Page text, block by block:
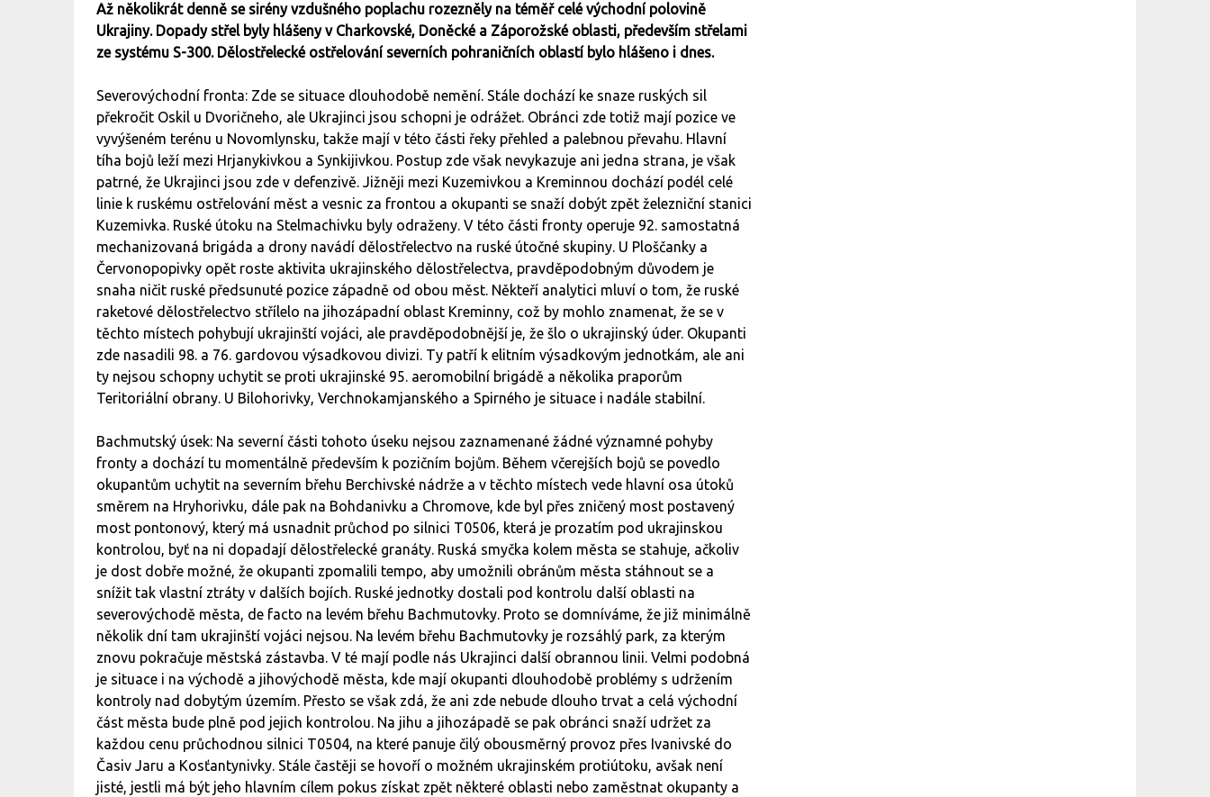
Až několikrát denně se sirény vzdušného poplachu rozezněly na téměř celé východní polovině
Ukrajiny. Dopady střel byly hlášeny v Charkovské, Doněcké a Záporožské oblasti, především střelami
ze systému S-300. Dělostřelecké ostřelování severních pohraničních oblastí bylo hlášeno i dnes.
Severovýchodní fronta: Zde se situace dlouhodobě nemění. Stále dochází ke snaze ruských sil
překročit Oskil u Dvoričneho, ale Ukrajinci jsou schopni je odrážet. Obránci zde totiž mají pozice ve
vyvýšeném terénu u Novomlynsku, takže mají v této části řeky přehled a palebnou převahu. Hlavní
tíha bojů leží mezi Hrjanykivkou a Synkijivkou. Postup zde však nevykazuje ani jedna strana, je však
patrné, že Ukrajinci jsou zde v defenzivě. Jižněji mezi Kuzemivkou a Kreminnou dochází podél celé
linie k ruskému ostřelování měst a vesnic za frontou a okupanti se snaží dobýt zpět železniční stanici
Kuzemivka. Ruské útoku na Stelmachivku byly odraženy. V této části fronty operuje 92. samostatná
mechanizovaná brigáda a drony navádí dělostřelectvo na ruské útočné skupiny. U Ploščanky a
Červonopopivky opět roste aktivita ukrajinského dělostřelectva, pravděpodobným důvodem je
snaha ničit ruské předsunuté pozice západně od obou měst. Někteří analytici mluví o tom, že ruské
raketové dělostřelectvo střílelo na jihozápadní oblast Kreminny, což by mohlo znamenat, že se v
těchto místech pohybují ukrajinští vojáci, ale pravděpodobnější je, že šlo o ukrajinský úder. Okupanti
zde nasadili 98. a 76. gardovou výsadkovou divizi. Ty patří k elitním výsadkovým jednotkám, ale ani
ty nejsou schopny uchytit se proti ukrajinské 95. aeromobilní brigádě a několika praporům
Teritoriální obrany. U Bilohorivky, Verchnokamjanského a Spirného je situace i nadále stabilní.
Bachmutský úsek: Na severní části tohoto úseku nejsou zaznamenané žádné významné pohyby
fronty a dochází tu momentálně především k pozičním bojům. Během včerejších bojů se povedlo
okupantům uchytit na severním břehu Berchivské nádrže a v těchto místech vede hlavní osa útoků
směrem na Hryhorivku, dále pak na Bohdanivku a Chromove, kde byl přes zničený most postavený
most pontonový, který má usnadnit průchod po silnici T0506, která je prozatím pod ukrajinskou
kontrolou, byť na ni dopadají dělostřelecké granáty. Ruská smyčka kolem města se stahuje, ačkoliv
je dost dobře možné, že okupanti zpomalili tempo, aby umožnili obránům města stáhnout se a
snížit tak vlastní ztráty v dalších bojích. Ruské jednotky dostali pod kontrolu další oblasti na
severovýchodě města, de facto na levém břehu Bachmutovky. Proto se domníváme, že již minimálně
několik dní tam ukrajinští vojáci nejsou. Na levém břehu Bachmutovky je rozsáhlý park, za kterým
znovu pokračuje městská zástavba. V té mají podle nás Ukrajinci další obrannou linii. Velmi podobná
je situace i na východě a jihovýchodě města, kde mají okupanti dlouhodobě problémy s udržením
kontroly nad dobytým územím. Přesto se však zdá, že ani zde nebude dlouho trvat a celá východní
část města bude plně pod jejich kontrolou. Na jihu a jihozápadě se pak obránci snaží udržet za
každou cenu průchodnou silnici T0504, na které panuje čilý obousměrný provoz přes Ivanivské do
Časiv Jaru a Kosťantynivky. Stále častěji se hovoří o možném ukrajinském protiútoku, avšak není
jisté, jestli má být jeho hlavním cílem pokus získat zpět některé oblasti nebo zaměstnat okupanty a